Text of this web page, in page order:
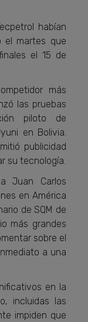
habían
el martes que
el 15 de
más
las pruebas
piloto de
en Bolivia.
publicidad
su tecnología.
Juan Carlos
en América
de SQM de
más grandes
sobre el
a una
en la
incluidas las
impiden que